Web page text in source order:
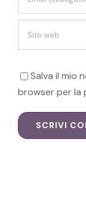
Salva il mio
browser per la